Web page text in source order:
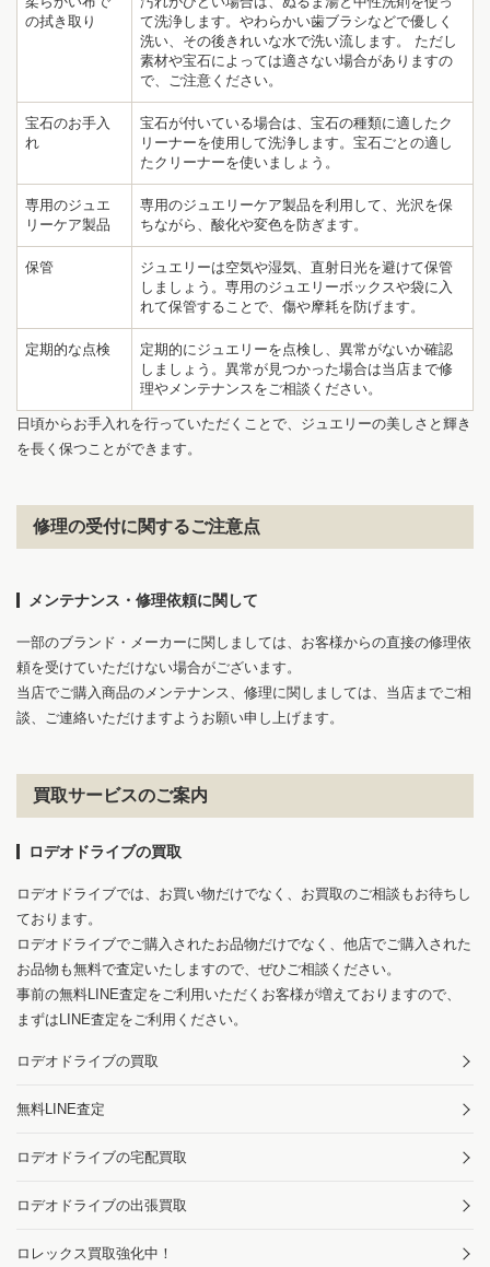
の拭き取り
て洗浄します。やわらかい歯ブラシなどで優しく
洗い、その後きれいな水で洗い流します。 ただし
素材や宝石によっては適さない場合がありますの
で、ご注意ください。
宝石のお手入
れ
宝石が付いている場合は、宝石の種類に適したク
リーナーを使用して洗浄します。宝石ごとの適し
たクリーナーを使いましょう。
専用のジュエ
リーケア製品
専用のジュエリーケア製品を利用して、光沢を保
ちながら、酸化や変色を防ぎます。
保管
ジュエリーは空気や湿気、直射日光を避けて保管
しましょう。専用のジュエリーボックスや袋に入
れて保管することで、傷や摩耗を防げます。
定期的な点検
定期的にジュエリーを点検し、異常がないか確認
しましょう。異常が見つかった場合は当店まで修
理やメンテナンスをご相談ください。
日頃からお手入れを行っていただくことで、ジュエリーの美しさと輝き
を長く保つことができます。
修理の受付に関するご注意点
メンテナンス・修理依頼に関して
一部のブランド・メーカーに関しましては、お客様からの直接の修理依
頼を受けていただけない場合がございます。
当店でご購入商品のメンテナンス、修理に関しましては、当店までご相
談、ご連絡いただけますようお願い申し上げます。
買取サービスのご案内
ロデオドライブの買取
ロデオドライブでは、お買い物だけでなく、お買取のご相談もお待ちし
ております。
ロデオドライブでご購入されたお品物だけでなく、他店でご購入された
お品物も無料で査定いたしますので、ぜひご相談ください。
事前の無料LINE査定をご利用いただくお客様が増えておりますので、
まずはLINE査定をご利用ください。
ロデオドライブの買取
無料LINE査定
ロデオドライブの宅配買取
ロデオドライブの出張買取
ロレックス買取強化中！
1 5